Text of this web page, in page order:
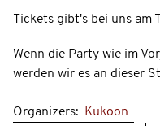
Tickets gibt's bei uns am
Wenn die Party wie im
werden wir es an dieser
Organizers:
Kukoon